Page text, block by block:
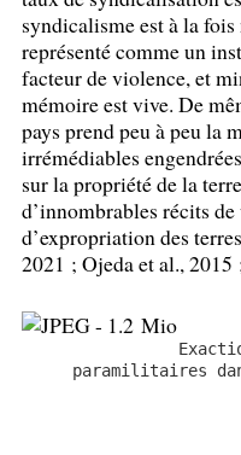
syndicalisme est à la
représenté comme un
facteur de violence, et
mémoire est vive. De
pays prend peu à peu la
irrémédiables
sur la propriété de la
d’innombrables récits
d’expropriation des
2021 ; Ojeda et al., 2015
paramilitaires